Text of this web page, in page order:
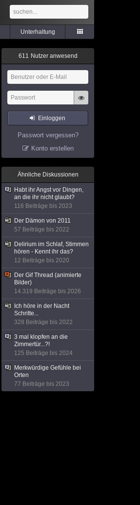
Unterhaltung
611 Nutzer anwesend
Einloggen
Passwort vergessen?
Konto erstellen
Ähnliche Diskussionen
Habt ihr Angst vor Dingen,
an die ihr nicht glaubt?
116 Beiträge bis 2023
Der Dämon von 2011
57 Beiträge bis 2022
Delirium im Schlaf, Stimmen
hören - Kennt ihr das?
12 Beiträge bis 2020
Der Gif Thread (animierte
Bilder)
14.319 Beiträge bis 2026
Ich höre in der Nacht
Schritte...
328 Beiträge bis 2022
3 mal klopfen an die
Zimmertür...?!
125 Beiträge bis 2024
Merkwürdige Gefühle bei
Orten
77 Beiträge bis 2023